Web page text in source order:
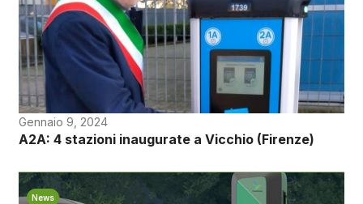
Gennaio 9, 2024
A2A: 4 stazioni inaugurate a Vicchio (Firenze)
News